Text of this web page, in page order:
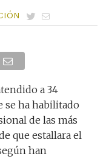
a 34
se ha habilitado
de las más
que estallara el
han